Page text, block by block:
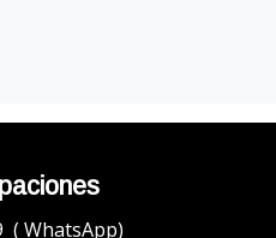
( WhatsApp)